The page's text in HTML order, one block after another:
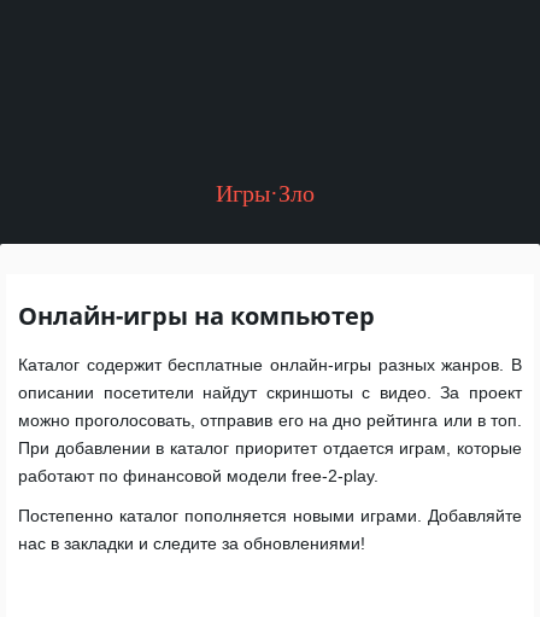
Игры·Зло
Онлайн-игры на компьютер
Каталог содержит бесплатные онлайн-игры разных жанров. В
описании посетители найдут скриншоты с видео. За проект
можно проголосовать, отправив его на дно рейтинга или в топ.
При добавлении в каталог приоритет отдается играм, которые
работают по финансовой модели free-2-play.
Постепенно каталог пополняется новыми играми. Добавляйте
нас в закладки и следите за обновлениями!